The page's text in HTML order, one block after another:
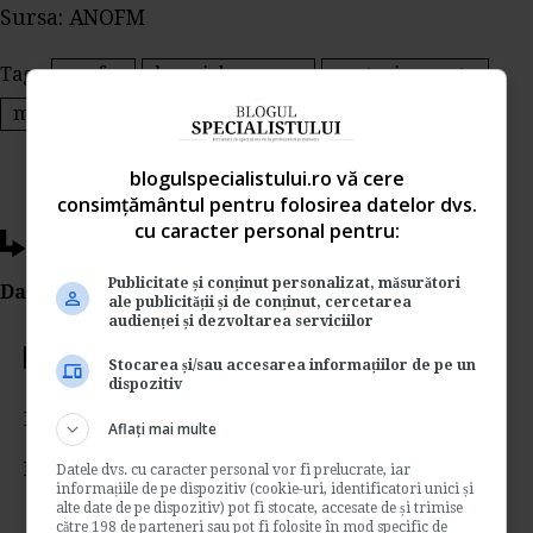
Sursa: ANOFM
Tags: anofm locuri de munca
posturi vacante
muncitor necalificat
inginer
Ti-a placut acest articol?
Da Like, Printeaza sau trimite pe Email!
Votati articolul
Rating:
Nota:5din1voturi
blogulspecialistului.ro vă cere
consimțământul pentru folosirea datelor dvs.
cu caracter personal pentru:
Publicitate și conținut personalizat, măsurători
ale publicității și de conținut, cercetarea
audienței și dezvoltarea serviciilor
Stocarea și/sau accesarea informațiilor de pe un
dispozitiv
Aflați mai multe
Datele dvs. cu caracter personal vor fi prelucrate, iar
informațiile de pe dispozitiv (cookie-uri, identificatori unici și
alte date de pe dispozitiv) pot fi stocate, accesate de și trimise
către 198 de parteneri sau pot fi folosite în mod specific de